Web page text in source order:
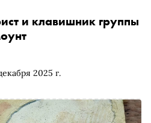
2025 г.
и клавишник группы